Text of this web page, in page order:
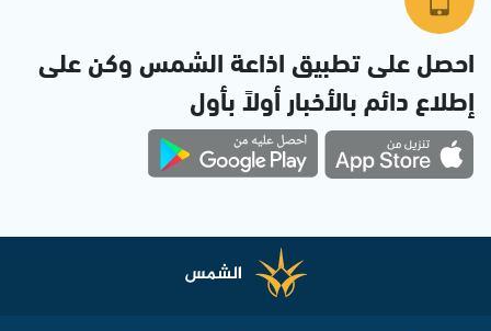
احصل على تطبيق اذاعة الشمس وكن على
إطلاع دائم بالأخبار أولاً بأول